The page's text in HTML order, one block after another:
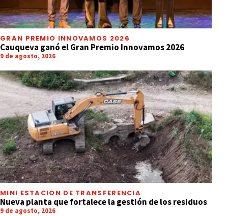
GRAN PREMIO INNOVAMOS 2026
Cauqueva ganó el Gran Premio Innovamos 2026
9 de agosto, 2026
MINI ESTACIÓN DE TRANSFERENCIA
Nueva planta que fortalece la gestión de los residuos
9 de agosto, 2026